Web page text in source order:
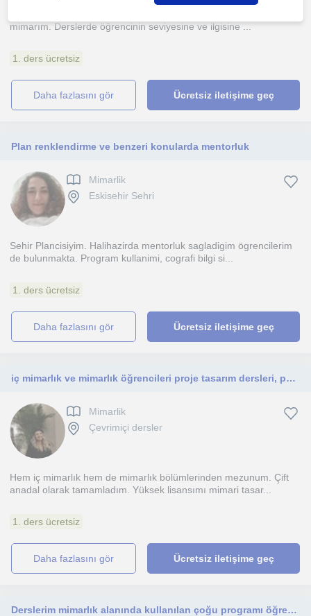
mimarım. Derslerde öğrencinin seviyesine ve ilgisine ...
1. ders ücretsiz
daha fazlasını gör Ücretsiz iletişime geç
Plan renklendirme ve benzeri konularda mentorluk
Mimarlik
Eskisehir Sehri
Sehir Plancisiyim. Halihazirda mentorluk sagladigim ögrencilerim
de bulunmakta. Program kullanimi, cografi bilgi si...
1. ders ücretsiz
daha fazlasını gör Ücretsiz iletişime geç
iç mimarlık ve mimarlık öğrencileri proje tasarım dersleri, portfolyo tasarımı yapmak isteyenler
Mimarlik
Çevrimiçi dersler
Hem iç mimarlık hem de mimarlık bölümlerinden mezunum. Çift
anadal olarak tamamladım. Yüksek lisansımı mimari tasar...
1. ders ücretsiz
daha fazlasını gör Ücretsiz iletişime geç
Derslerim mimarlık alanında kullanılan çoğu programı öğrenmeye hevesli herkes içindir.